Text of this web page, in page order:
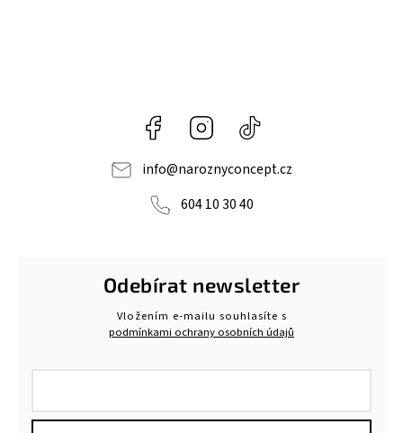
Facebook Instagram
info@naroznyconcept.cz
604 10 30 40
Odebírat newsletter
Vložením e-mailu souhlasíte s
podmínkami ochrany osobních údajů